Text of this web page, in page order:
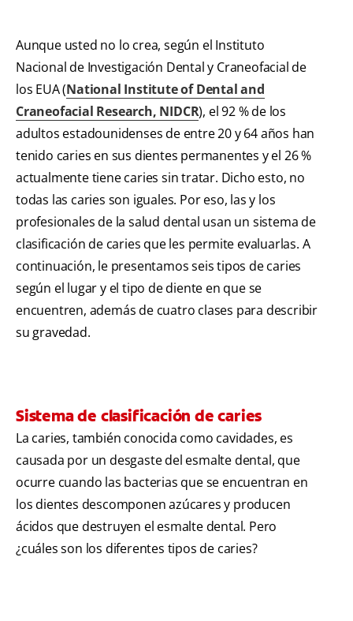
Aunque usted no lo crea, según el Instituto
Nacional de Investigación Dental y Craneofacial de
los EUA (National Institute of Dental and
Craneofacial Research, NIDCR), el 92 % de los
adultos estadounidenses de entre 20 y 64 años han
tenido caries en sus dientes permanentes y el 26 %
actualmente tiene caries sin tratar. Dicho esto, no
todas las caries son iguales. Por eso, las y los
profesionales de la salud dental usan un sistema de
clasificación de caries que les permite evaluarlas. A
continuación, le presentamos seis tipos de caries
según el lugar y el tipo de diente en que se
encuentren, además de cuatro clases para describir
su gravedad.
Sistema de clasificación de caries
La caries, también conocida como cavidades, es
causada por un desgaste del esmalte dental, que
ocurre cuando las bacterias que se encuentran en
los dientes descomponen azúcares y producen
ácidos que destruyen el esmalte dental. Pero
¿cuáles son los diferentes tipos de caries?